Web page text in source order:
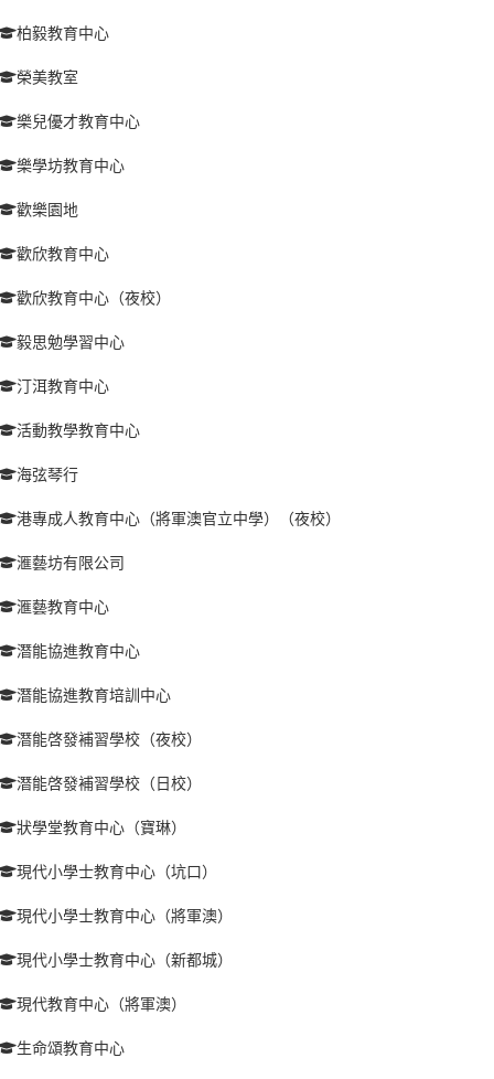
柏毅教育中心
榮美教室
樂兒優才教育中心
樂學坊教育中心
歡樂園地
歡欣教育中心
歡欣教育中心（夜校）
毅思勉學習中心
汀洱教育中心
活動教學教育中心
海弦琴行
港專成人教育中心（將軍澳官立中學）（夜校）
滙藝坊有限公司
滙藝教育中心
潛能協進教育中心
潛能協進教育培訓中心
潛能啓發補習學校（夜校）
潛能啓發補習學校（日校）
狀學堂教育中心（寶琳）
現代小學士教育中心（坑口）
現代小學士教育中心（將軍澳）
現代小學士教育中心（新都城）
現代教育中心（將軍澳）
生命頌教育中心